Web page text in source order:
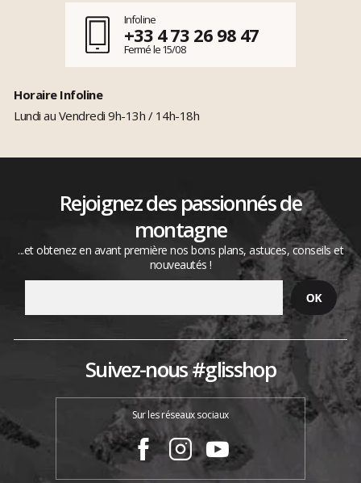
Infoline
+33 4 73 26 98 47
Fermé le 15/08
Horaire Infoline
Lundi au Vendredi 9h-13h / 14h-18h
Rejoignez des passionnés de
montagne
...et obtenez en avant première nos bons plans, astuces, conseils et
nouveautés !
Suivez-nous #glisshop
Sur les réseaux sociaux